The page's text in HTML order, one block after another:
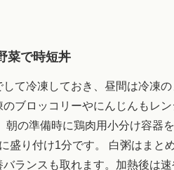
菜で時短丼
て冷凍しておき、昼間は冷凍
ブロッコリーやにんじんもレ
朝の準備時に鶏肉用小分け容器
盛り付け1分です。 白粥はまと
ランスも取れます。加熱後は